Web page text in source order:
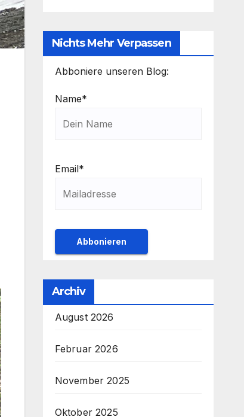
Nichts Mehr Verpassen
Abboniere unseren Blog:
Name*
Email*
Archiv
August 2026
Februar 2026
November 2025
Oktober 2025